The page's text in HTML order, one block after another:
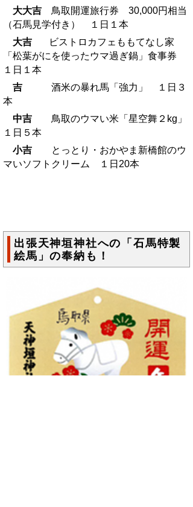
大大吉 鳥取開運旅行券 30,000円相当
（石馬見学付き） １日１本
大吉 ビストロカフェももてなし家
「松葉がにを使ったウマ過ぎ鍋」食事券
１日１本
吉 酒米の暴れ馬「強力」 １日３
本
中吉 鳥取のウマい米「星空舞２kg」
１日５本
小吉 とっとり・おかやま新橋館のウ
マいソフトクリーム １日20本
出張天神垣神社への「石馬特製
絵馬」の奉納も！